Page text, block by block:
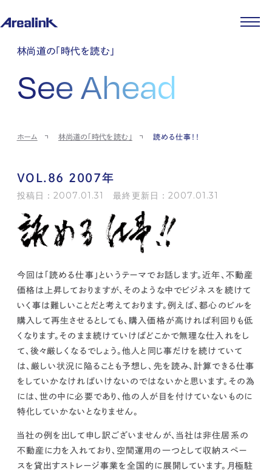
企業情報
企業理念
会社概要
コーポレートガバナンス
ストレージ事業
パートナー制度
土地権利整備事業
IR情報
IRカレンダー
IRポリシー
ストレージ室数実績
個人投資家の皆様へ
よくある質問・用語集
IRメール登録
ニュース
商品情報
先輩社員インタビュー
中途採用
お問い合わせ
kur
asul
土地活用
サイト
エリアリンクグループ ジャパントランクル
ーム
シー
情報セキュリティ・DX方針及び戦略サイトマップ
©2025 AREALINK.
林尚道の「時代を読む」
See Ahead
ホーム 林尚道の「時代を読む」 読める仕事！！
VOL.86 2007年
投稿日：2007.01.31 最終更新日：2007.01.31
今回は「読める仕事 」というテーマでお話します。近年、不動産
価格は上昇しておりますが、そのような中でビジネスを続けて
いく事は難しいことだと考えております。 例えば、都心のビルを
購入して再生させるとしても、 購入価格が高ければ利回りも低
くなります。そのまま続けていけばどこかで無理な仕入れをし
て、後々厳しくなるでしょう。他人と同じ事だけを続けていて
は、厳しい状況に陥ることも予想し、先を読み、計算できる仕事
をしていかなければいけない のではないかと思います。その為
には、 世の中に必要であり、他の人が目を付けていないものに
特化していかないとなりません。
当社の例を出して申し訳ございませんが、当社は非住居系の
不動産に力を入れており、空間運用の一つとして収納スペー
スを貸出すストレージ事業を全国的に展開しています。 月極駐